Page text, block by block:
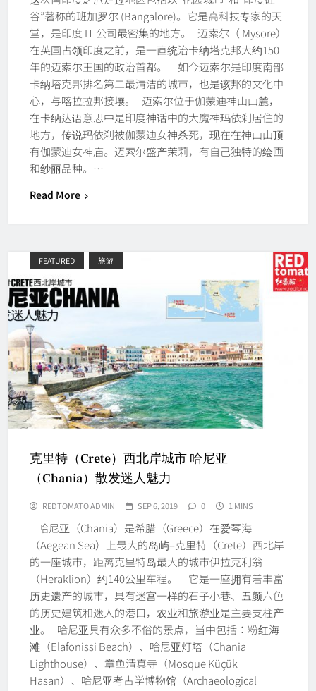
谷”著称的班加罗尔 (Bangalore)。它是高科技专家的天
堂，是印度 IT 公司最密集的地方。 迈索尔（ Mysore）
在英国占领印度之前，是一直统治卡纳塔克邦大约150
年的迈索尔王国的政治首都。 如今迈索尔是印度南部
卡纳塔克邦排名第二最清洁的城市，也是该邦的文化中
心，与喀拉拉邦接壤。 迈索尔位于伽蒙迪神山山麓，
在卡纳达语意思中是印度神话中的大魔神玛依刹居住的
地方，传说玛依刹被伽蒙迪女神杀死，现在在神山山顶
有伽蒙迪女神庙。迈索尔盛产茉莉，有自己独特的绘画
和纱丽品种。…
Read More
FEATURED 旅游
克里特（Crete）西北岸城市 哈尼亚
（Chania）散发迷人魅力
REDTOMATO ADMIN SEP 6, 2019 0 1 MINS
哈尼亚（Chania）是希腊（Greece）在爱琴海
（Aegean Sea）上最大的岛屿–克里特（Crete）西北岸
的一座城市，距离克里特岛最大的城市伊拉克利翁
（Heraklion）约140公里车程。 它是一座拥有着丰富
历史遗产的城市，具有迷宫一样的石子小巷、五颜六色
的历史建筑和迷人的港口，农业和旅游业是主要支柱产
业。 哈尼亚具有众多不俗的景点，当中包括：粉红海
滩（Elafonissi Beach）、哈尼亚灯塔（Chania
Lighthouse）、章鱼清真寺（Mosque Küçük
Hasan）、哈尼亚考古学博物馆（Archaeological